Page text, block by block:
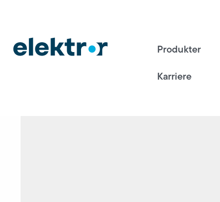
Produkter
Karriere